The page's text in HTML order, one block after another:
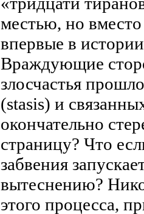
местью, но
впервые в
Враждующие
злосчастья
(stasis) и
окончательно
страницу? Что
забвения
вытеснению?
этого процесса,